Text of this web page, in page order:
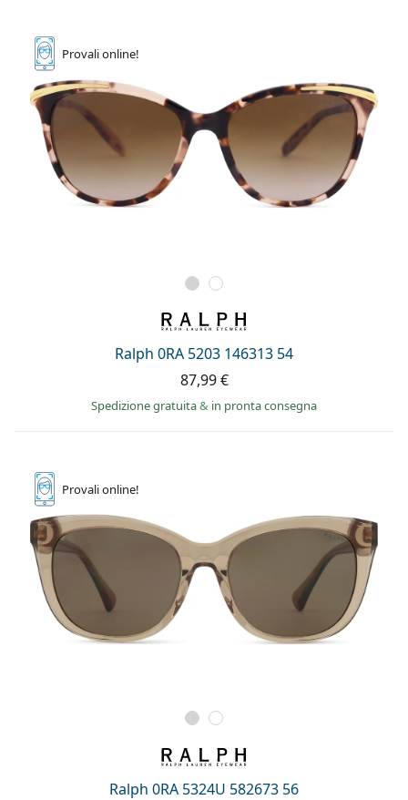
Provalionline!
Ralph 0RA 5203 146313 54
87,99 €
Spedizione gratuita& in pronta consegna
Provalionline!
Ralph 0RA 5324U 582673 56